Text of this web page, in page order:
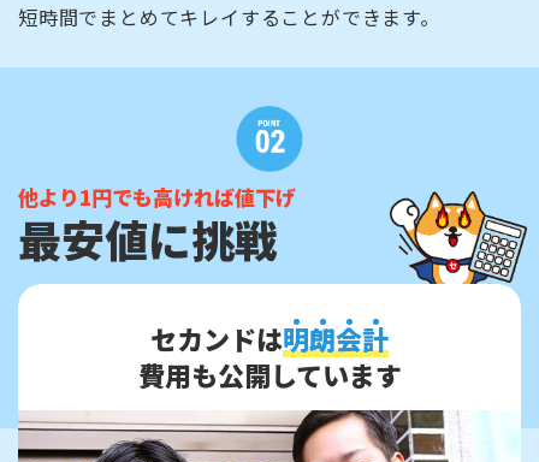
短時間でまとめてキレイすることができます。
他より1円でも高ければ値下げ
最安値に挑戦
セカンドは明朗会計
費用も公開しています